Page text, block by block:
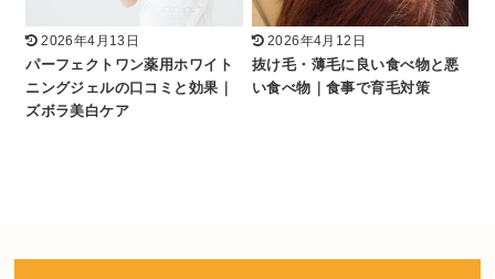
2026年4月13日
パーフェクトワン薬用ホワイト
ニングジェルの口コミと効果｜
ズボラ美白ケア
2026年4月12日
抜け毛・薄毛に良い食べ物と悪
い食べ物｜食事で育毛対策